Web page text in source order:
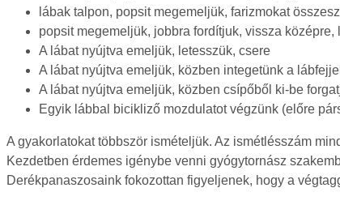
lábak talpon, popsit megemeljük, farizmokat
popsit megemeljük, jobbra fordítjuk, vissza
A lábat nyújtva emeljük, letesszük, csere
A lábat nyújtva emeljük, közben integetünk a
A lábat nyújtva emeljük, közben csípőből ki-be
Egyik lábbal bicikliző mozdulatot végzünk (előre
A gyakorlatokat többször ismételjük. Az ismétlésszám
Kezdetben érdemes igénybe venni gyógytornász
Derékpanaszosaink fokozottan figyeljenek, hogy a